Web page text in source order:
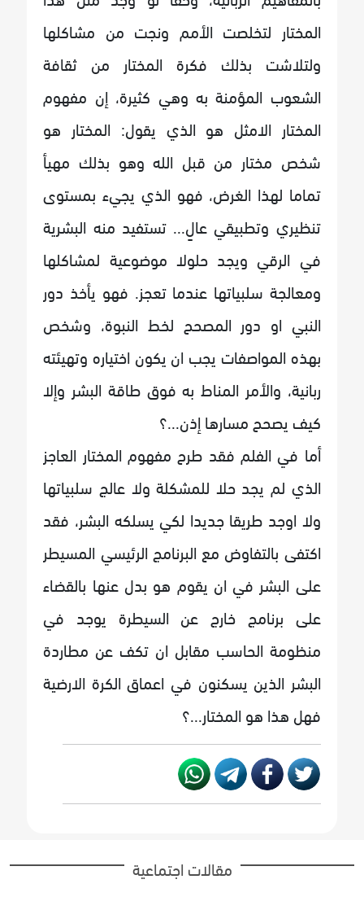
المختار لتخلصت الأمم ونجت من مشاكلها
ولتلاشت بذلك فكرة المختار من ثقافة
الشعوب المؤمنة به وهي كثيرة، إن مفهوم
المختار الامثل هو الذي يقول: المختار هو
شخص مختار من قبل الله وهو بذلك مهيأ
تماما لهذا الغرض، فهو الذي يجيء بمستوى
تنظيري وتطبيقي عالٍ... تستفيد منه البشرية
في الرقي ويجد حلولا موضوعية لمشاكلها
ومعالجة سلبياتها عندما تعجز. فهو يأخذ دور
النبي او دور المصحح لخط النبوة، وشخص
بهذه المواصفات يجب ان يكون اختياره وتهيئته
ربانية، والأمر المناط به فوق طاقة البشر وإلا
كيف يصحح مسارها إذن...؟
أما في الفلم فقد طرح مفهوم المختار العاجز
الذي لم يجد حلا للمشكلة ولا عالج سلبياتها
ولا اوجد طريقا جديدا لكي يسلكه البشر، فقد
اكتفى بالتفاوض مع البرنامج الرئيسي المسيطر
على البشر في ان يقوم هو بدل عنها بالقضاء
على برنامج خارج عن السيطرة يوجد في
منظومة الحاسب مقابل ان تكف عن مطاردة
البشر الذين يسكنون في اعماق الكرة الارضية
فهل هذا هو المختار...؟
مقالات اجتماعية